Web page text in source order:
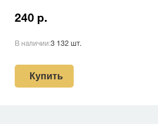
240 р.
В наличии:3 132 шт.
Купить